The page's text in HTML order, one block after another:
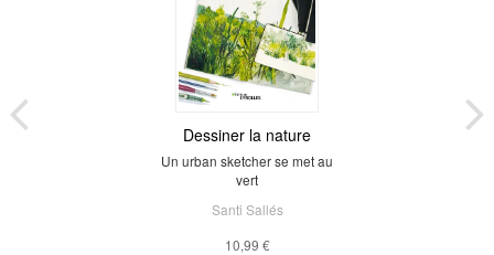
Dessiner la nature
Un urban sketcher se met au
vert
Santi Sallés
10,99 €